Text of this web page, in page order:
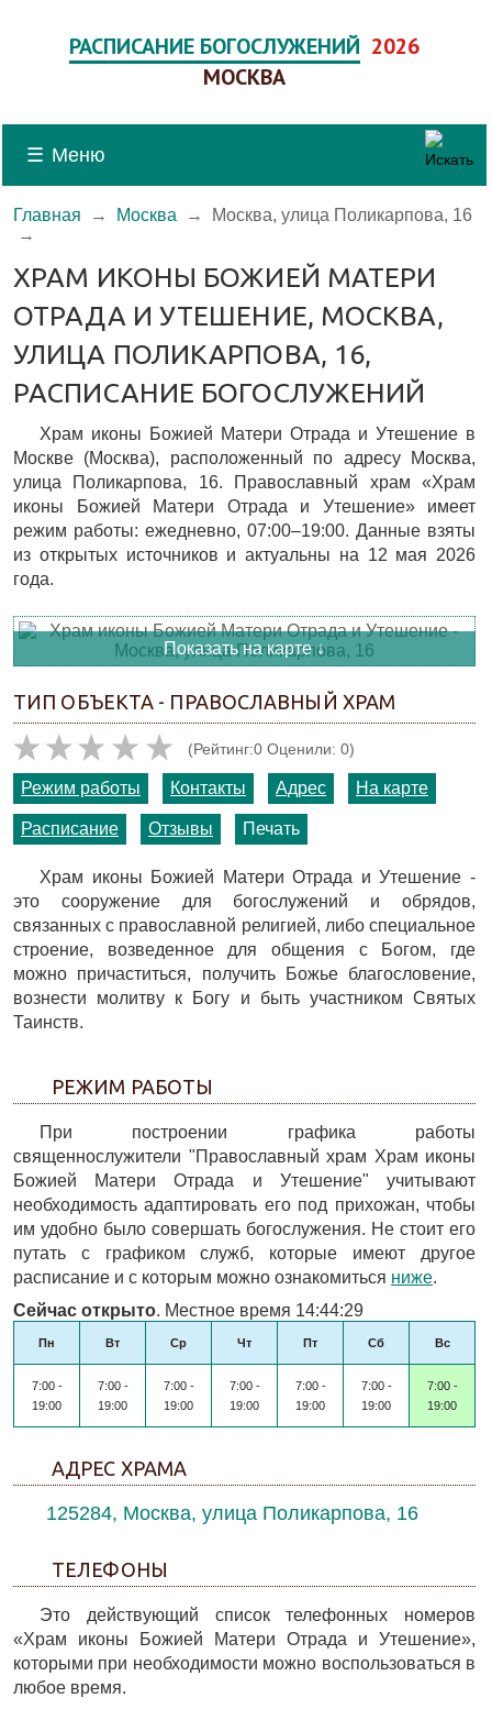
РАСПИСАНИЕ БОГОСЛУЖЕНИЙ 2026
МОСКВА
☰ Меню
Главная → Москва →
Москва, улица Поликарпова, 16
→
ХРАМ ИКОНЫ БОЖИЕЙ МАТЕРИ
ОТРАДА И УТЕШЕНИЕ, МОСКВА,
УЛИЦА ПОЛИКАРПОВА, 16,
РАСПИСАНИЕ БОГОСЛУЖЕНИЙ
Храм иконы Божией Матери Отрада и Утешение в
Москве (Москва), расположенный по адресу Москва,
улица Поликарпова, 16. Православный храм «Храм
иконы Божией Матери Отрада и Утешение» имеет
режим работы: ежедневно, 07:00–19:00. Данные взяты
из открытых источников и актуальны на 12 мая 2026
года.
Показать на карте ↓
ТИП ОБЪЕКТА - ПРАВОСЛАВНЫЙ ХРАМ
(Рейтинг:0 Оценили: 0)
Режим работы Контакты Адрес На карте
Расписание Отзывы Печать
Храм иконы Божией Матери Отрада и Утешение -
это сооружение для богослужений и обрядов,
связанных с православной религией, либо специальное
строение, возведенное для общения с Богом, где
можно причаститься, получить Божье благословение,
вознести молитву к Богу и быть участником Святых
Таинств.
РЕЖИМ РАБОТЫ
При построении графика работы
священнослужители "Православный храм Храм иконы
Божией Матери Отрада и Утешение" учитывают
необходимость адаптировать его под прихожан, чтобы
им удобно было совершать богослужения. Не стоит его
путать с графиком служб, которые имеют другое
расписание и с которым можно ознакомиться ниже.
Сейчас открыто. Местное время 14:44:29
Пн Вт Ср Чт Пт Сб Вс
7:00 -
19:00
7:00 -
19:00
7:00 -
19:00
7:00 -
19:00
7:00 -
19:00
7:00 -
19:00
7:00 -
19:00
АДРЕС ХРАМА
125284, Москва, улица Поликарпова, 16
ТЕЛЕФОНЫ
Это действующий список телефонных номеров
«Храм иконы Божией Матери Отрада и Утешение»,
которыми при необходимости можно воспользоваться в
любое время.